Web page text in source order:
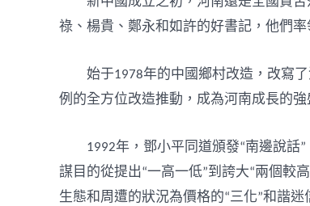
祿、楊貴、鄭永和如許的好書記，他們
始于1978年的中國鄉村改造，改寫
例的全方位改造推動，成為河南成長的
1992年，鄧小平同道頒發“南邊說話
謀目的從提出“一高一低”到誇大“兩個較
生態和周遭的狀況為價格的“三化”和諧